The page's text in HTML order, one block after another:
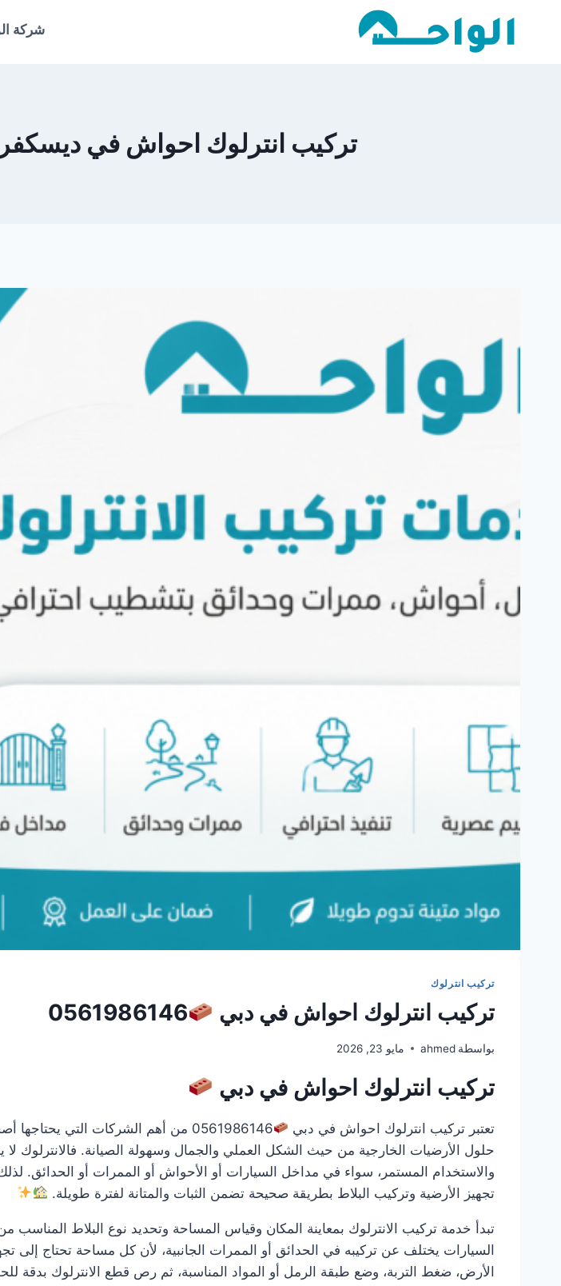
شركة
تركيب انترلوك احواش في ديسكفري
تركيب انترلوك
تركيب انترلوك احواش في دبي 0561986146
بواسطة ahmed مايو 23, 2026
تركيب انترلوك احواش في دبي
تعتبر تركيب انترلوك احواش في دبي
0561986146 من أهم الشركات التي
حلول الأرضيات الخارجية من حيث الشكل العملي والجمال وسهولة الصيانة. فالانترلوك
والاستخدام المستمر، سواء في مداخل السيارات أو الأحواش أو الممرات أو الحدائق.
تجهيز الأرضية وتركيب البلاط بطريقة صحيحة تضمن الثبات والمتانة لفترة طويلة.
تبدأ خدمة تركيب الانترلوك بمعاينة المكان وقياس المساحة وتحديد نوع البلاط
السيارات يختلف عن تركيبه في الحدائق أو الممرات الجانبية، لأن كل مساحة تحتاج إلى
الأرض، ضغط التربة، وضع طبقة الرمل أو المواد المناسبة، ثم رص قطع الانترلوك